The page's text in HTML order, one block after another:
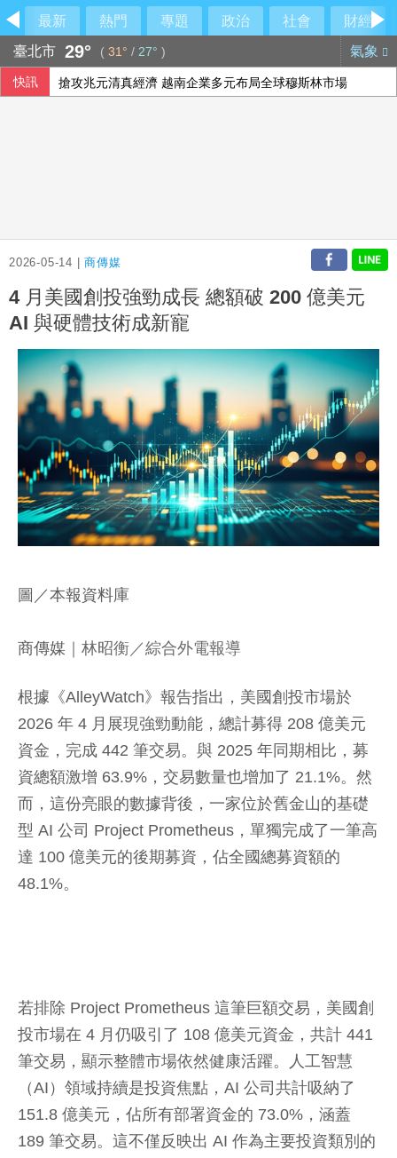
最新 熱門 專題 政治 社會
財經
臺北市 29° ( 31° / 27° ) 氣象
快訊 搶攻兆元清真經濟 越南企業多元布局全球穆斯林市場
2026-05-14 |商傳媒
4 月美國創投強勁成長 總額破 200 億美元
AI 與硬體技術成新寵
圖／本報資料庫
商傳媒 ｜林昭衡／綜合外電報導
根據《AlleyWatch》報告指出，美國創投市場於
2026 年 4 月展現強勁動能，總計募得 208 億美元
資金，完成 442 筆交易。與 2025 年同期相比，募
資總額激增 63.9%，交易數量也增加了 21.1%。然
而，這份亮眼的數據背後，一家位於舊金山的基礎
型 AI 公司 Project Prometheus，單獨完成了一筆高
達 100 億美元的後期募資，佔全國總募資額的
48.1%。
若排除 Project Prometheus 這筆巨額交易，美國創
投市場在 4 月仍吸引了 108 億美元資金，共計 441
筆交易，顯示整體市場依然健康活躍。人工智慧
（AI）領域持續是投資焦點，AI 公司共計吸納了
151.8 億美元，佔所有部署資金的 73.0%，涵蓋
189 筆交易。這不僅反映出 AI 作為主要投資類別的